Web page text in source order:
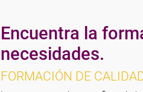
Encuentra la
necesidades.
FORMACIÓN DE